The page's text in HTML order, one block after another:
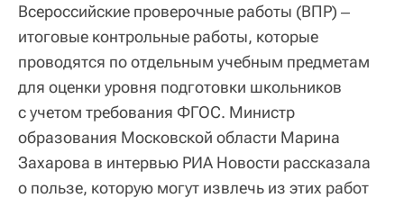
Всероссийские проверочные работы (ВПР) ‒
итоговые контрольные работы, которые
проводятся по отдельным учебным предметам
для оценки уровня подготовки школьников
с учетом требования ФГОС. Министр
образования Московской области Марина
Захарова в интервью РИА Новости рассказала
о пользе, которую могут извлечь из этих работ